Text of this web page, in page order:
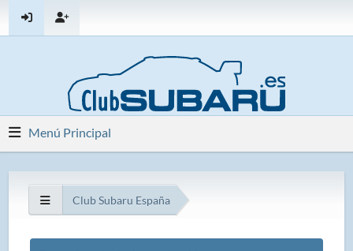
Menú Principal
Club Subaru España